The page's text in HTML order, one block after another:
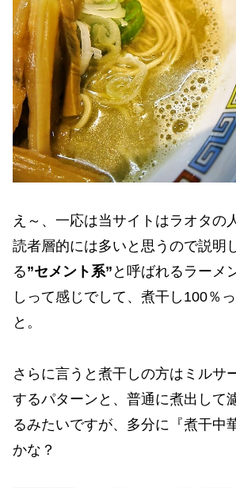
え～、一応は当サイトはラオタの
読者層的には多いと思うので説明
る”セメント系” と呼ばれるラーメ
しって感じでして、煮干し100％
と。
さらに言うと煮干しの方はミルサ
するパターンと、普通に煮出して
るみたいですが、多分に『煮干中
かな？